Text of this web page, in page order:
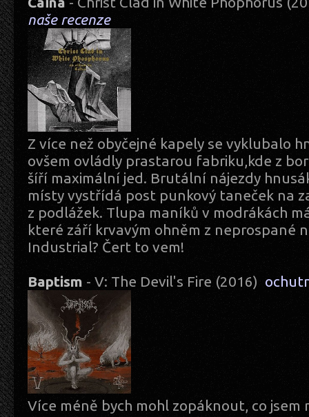
naše recenze
Z více než obyčejné kapely se vyklubalo
ovšem ovládly prastarou fabriku,kde z
šíří maximální jed. Brutální nájezdy
místy vystřídá post punkový taneček na
z podlážek. Tlupa maníků v modrákách
které září krvavým ohněm z neprospané
Industrial? Čert to vem!
Baptism - V: The Devil's Fire (2016)
Více méně bych mohl zopáknout, co jsem